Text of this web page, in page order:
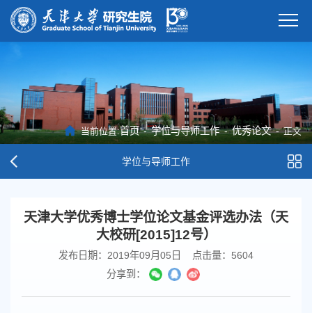
当前位置:首页 - 学位与导师工作 - 优秀论文 - 正文
学位与导师工作
天津大学优秀博士学位论文基金评选办法（天
大校研[2015]12号）
发布日期：2019年09月05日 点击量： 5604
分享到：